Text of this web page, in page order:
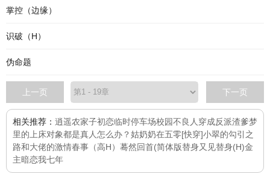
掌控（边缘）
识破（H）
伪命题
上一页 下一页
相关推荐： 逍遥农家子初恋临时停车场校园不良人 穿成反派渣爹梦
里的上床对象都是真人怎么办？姑奶奶在五零[快穿]小翠的勾引之
路和大佬的激情春事（高H） 蓦然回首(简体版替身又见替身(H)金
主暗恋我七年